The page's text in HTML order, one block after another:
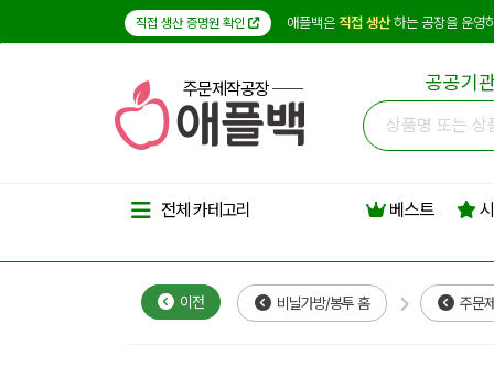
직접 생산 증명원 확인 애플백은 직접 생산하는 공장을 운영
주문제작공장 공공기
전체 카테고리 베스트
이전 비닐가방/봉투 홈 주문